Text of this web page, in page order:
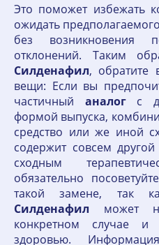
Это поможет избежать
ожидать
без возникновения
отклонений. Таким
Силденафил, обратите
вещи: Если вы
частичный аналогс
формой выпуска,
средство или же иной
содержит совсем
сходным
обязательно
такой замене, так
Силденафил может
конкретном случае
здоровью.